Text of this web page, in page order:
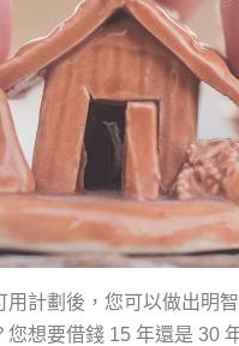
計劃後，您可以做出明
想要借錢 15 年還是 30